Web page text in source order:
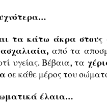
τα κάτω άκρα στους
από τα
υγείας. Βέβαια, τα
σε κάθε μέρος του
έλαια…